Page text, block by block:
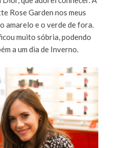
Rose Garden nos meus
amarelo e o verde de fora.
muito sóbria, podendo
a um dia de Inverno.